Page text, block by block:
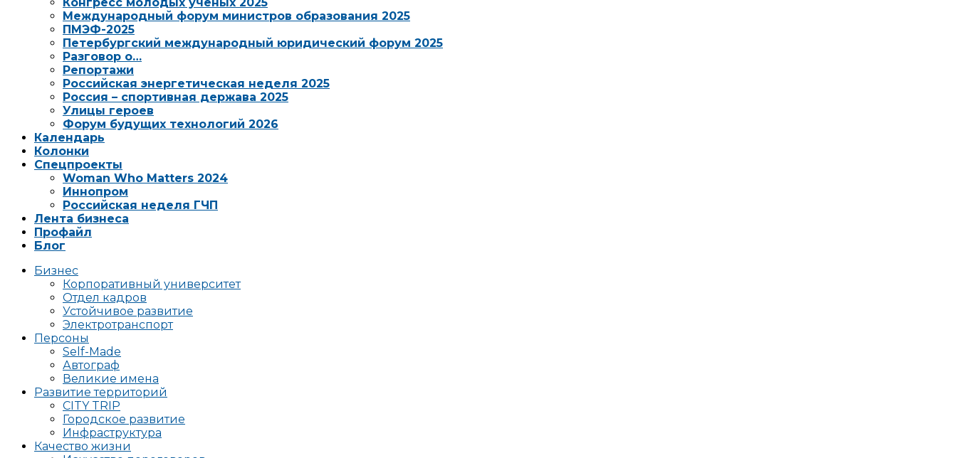
Международный форум министров образования 2025
ПМЭФ-2025
Петербургский международный юридический форум 2025
Разговор о…
Репортажи
Российская энергетическая неделя 2025
Россия – спортивная держава 2025
Улицы героев
Форум будущих технологий 2026
Календарь
Колонки
Спецпроекты
Woman Who Matters 2024
Иннопром
Российская неделя ГЧП
Лента бизнеса
Профайл
Блог
Бизнес
Корпоративный университет
Отдел кадров
Устойчивое развитие
Электротранспорт
Персоны
Self-Made
Автограф
Великие имена
Развитие территорий
CITY TRIP
Городское развитие
Инфраструктура
Качество жизни